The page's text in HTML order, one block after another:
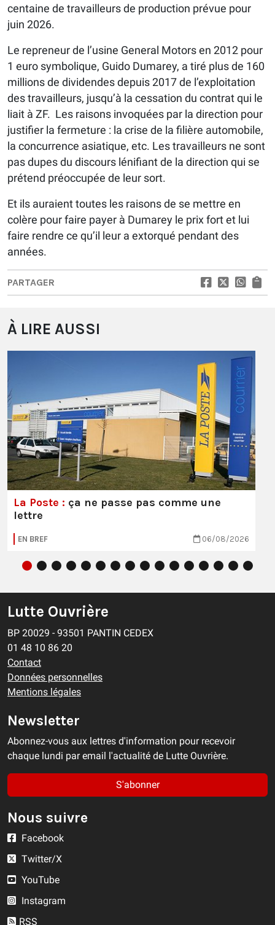
centaine de travailleurs de production prévue pour
juin 2026.
Le repreneur de l’usine General Motors en 2012 pour
1 euro symbolique, Guido Dumarey, a tiré plus de 160
millions de dividendes depuis 2017 de l’exploitation
des travailleurs, jusqu’à la cessation du contrat qui le
liait à ZF. Les raisons invoquées par la direction pour
justifier la fermeture : la crise de la filière automobile,
la concurrence asiatique, etc. Les travailleurs ne sont
pas dupes du discours lénifiant de la direction qui se
prétend préoccupée de leur sort.
Et ils auraient toutes les raisons de se mettre en
colère pour faire payer à Dumarey le prix fort et lui
faire rendre ce qu’il leur a extorqué pendant des
années.
PARTAGER
À LIRE AUSSI
La Poste : ça ne passe pas comme une
lettre
EN BREF 06/08/2026
Lutte Ouvrière
BP 20029 - 93501 PANTIN CEDEX
01 48 10 86 20
Contact
Données personnelles
Mentions légales
Newsletter
Abonnez-vous aux lettres d'information pour recevoir
chaque lundi par email l'actualité de Lutte Ouvrière.
S'abonner
Nous suivre
Facebook
Twitter/X
YouTube
Instagram
RSS